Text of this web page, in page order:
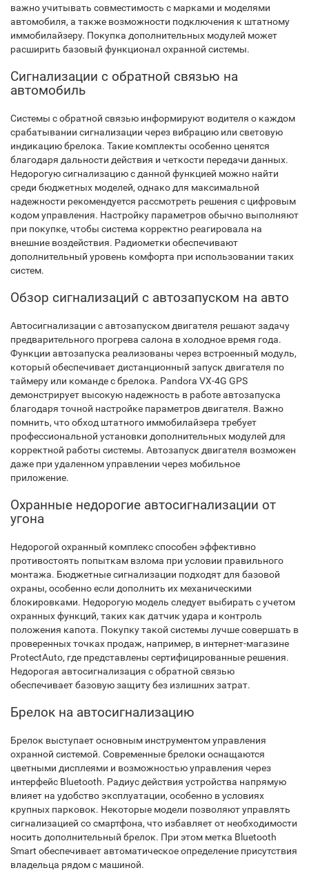
важно учитывать совместимость с марками и моделями
автомобиля, а также возможности подключения к штатному
иммобилайзеру. Покупка дополнительных модулей может
расширить базовый функционал охранной системы.
Сигнализации с обратной связью на
автомобиль
Системы с обратной связью информируют водителя о каждом
срабатывании сигнализации через вибрацию или световую
индикацию брелока. Такие комплекты особенно ценятся
благодаря дальности действия и четкости передачи данных.
Недорогую сигнализацию с данной функцией можно найти
среди бюджетных моделей, однако для максимальной
надежности рекомендуется рассмотреть решения с цифровым
кодом управления. Настройку параметров обычно выполняют
при покупке, чтобы система корректно реагировала на
внешние воздействия. Радиометки обеспечивают
дополнительный уровень комфорта при использовании таких
систем.
Обзор сигнализаций с автозапуском на авто
Автосигнализации с автозапуском двигателя решают задачу
предварительного прогрева салона в холодное время года.
Функции автозапуска реализованы через встроенный модуль,
который обеспечивает дистанционный запуск двигателя по
таймеру или команде с брелока. Pandora VX-4G GPS
демонстрирует высокую надежность в работе автозапуска
благодаря точной настройке параметров двигателя. Важно
помнить, что обход штатного иммобилайзера требует
профессиональной установки дополнительных модулей для
корректной работы системы. Автозапуск двигателя возможен
даже при удаленном управлении через мобильное
приложение.
Охранные недорогие автосигнализации от
угона
Недорогой охранный комплекс способен эффективно
противостоять попыткам взлома при условии правильного
монтажа. Бюджетные сигнализации подходят для базовой
охраны, особенно если дополнить их механическими
блокировками. Недорогую модель следует выбирать с учетом
охранных функций, таких как датчик удара и контроль
положения капота. Покупку такой системы лучше совершать в
проверенных точках продаж, например, в интернет-магазине
ProtectAuto, где представлены сертифицированные решения.
Недорогая автосигнализация с обратной связью
обеспечивает базовую защиту без излишних затрат.
Брелок на автосигнализацию
Брелок выступает основным инструментом управления
охранной системой. Современные брелоки оснащаются
цветными дисплеями и возможностью управления через
интерфейс Bluetooth. Радиус действия устройства напрямую
влияет на удобство эксплуатации, особенно в условиях
крупных парковок. Некоторые модели позволяют управлять
сигнализацией со смартфона, что избавляет от необходимости
носить дополнительный брелок. При этом метка Bluetooth
Smart обеспечивает автоматическое определение присутствия
владельца рядом с машиной.